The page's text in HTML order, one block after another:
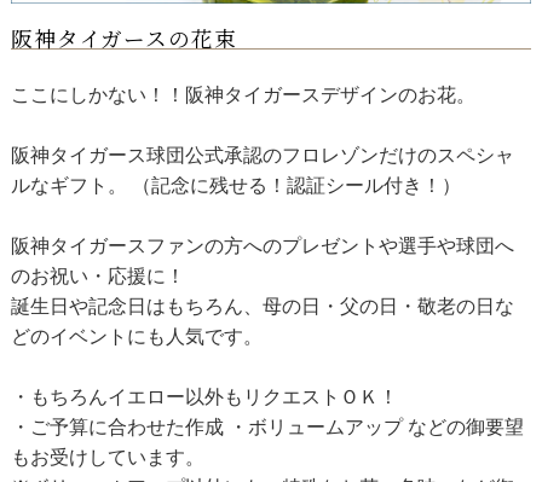
阪神タイガースの花束
ここにしかない！！阪神タイガースデザインのお花。
阪神タイガース球団公式承認のフロレゾンだけのスペシャ
ルなギフト。 （記念に残せる！認証シール付き！）
阪神タイガースファンの方へのプレゼントや選手や球団へ
のお祝い・応援に！
誕生日や記念日はもちろん、母の日・父の日・敬老の日な
どのイベントにも人気です。
・もちろんイエロー以外もリクエストＯＫ！
・ご予算に合わせた作成 ・ボリュームアップ などの御要望
もお受けしています。